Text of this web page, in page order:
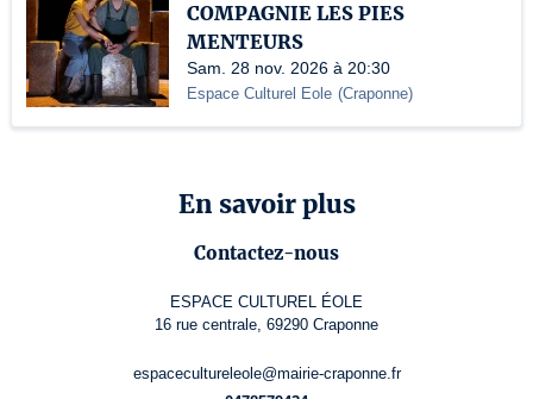
COMPAGNIE LES PIES
MENTEURS
Sam. 28 nov. 2026 à 20:30
Espace Culturel Eole (Craponne)
En savoir plus
Contactez-nous
ESPACE CULTUREL ÉOLE
16 rue centrale, 69290 Craponne
espacecultureleole@mairie-craponne.fr